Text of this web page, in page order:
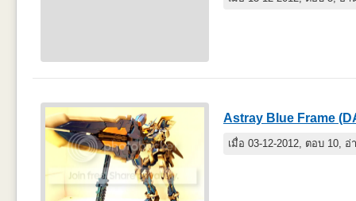
Astray Blue Frame
เมื่อ 03-12-2012, ตอบ 10, อ่